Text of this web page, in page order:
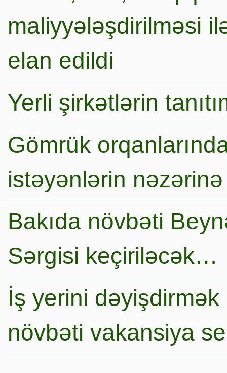
maliyyələşdirilməsi
elan edildi
Yerli şirkətlərin
Gömrük
istəyənlərin nəzərinə
Bakıda növbəti
Sərgisi keçiriləcək…
İş yerini
növbəti vakansiya